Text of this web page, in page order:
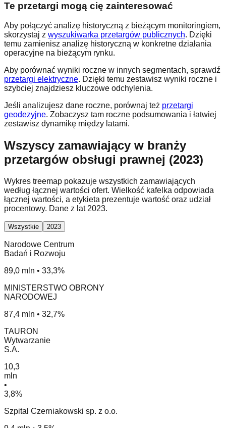
Te przetargi mogą cię zainteresować
Aby połączyć analizę historyczną z bieżącym monitoringiem,
skorzystaj z wyszukiwarka przetargów publicznych. Dzięki
temu zamienisz analizę historyczną w konkretne działania
operacyjne na bieżącym rynku.
Aby porównać wyniki roczne w innych segmentach, sprawdź
przetargi elektryczne. Dzięki temu zestawisz wyniki roczne i
szybciej znajdziesz kluczowe odchylenia.
Jeśli analizujesz dane roczne, porównaj też przetargi
geodezyjne. Zobaczysz tam roczne podsumowania i łatwiej
zestawisz dynamikę między latami.
Wszyscy zamawiający w branży
przetargów obsługi prawnej (2023)
Wykres treemap pokazuje wszystkich zamawiających
według łącznej wartości ofert. Wielkość kafelka odpowiada
łącznej wartości, a etykieta prezentuje wartość oraz udział
procentowy. Dane z lat 2023.
Wszystkie 2023
Narodowe Centrum
Badań i Rozwoju
89,0 mln • 33,3%
MINISTERSTWO OBRONY
NARODOWEJ
87,4 mln • 32,7%
TAURON
Wytwarzanie
S.A.
10,3
mln
•
3,8%
Szpital Czerniakowski sp. z o.o.